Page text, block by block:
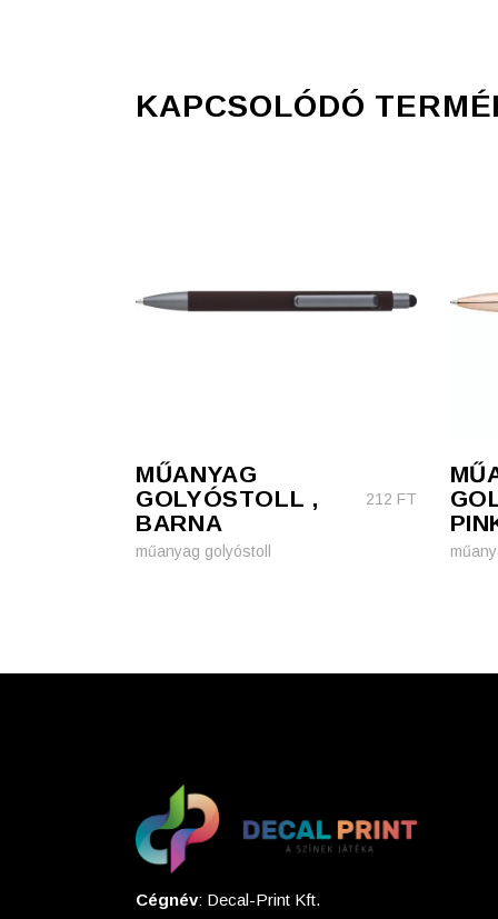
KAPCSOLÓDÓ
MŰANYAG
GOLYÓSTOLL ,
BARNA
212 FT
műanyag golyóstoll
Cégnév: Decal-Print Kft.